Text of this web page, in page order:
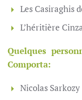
Les Casiraghis
L’héritière
Quelques
Comporta:
Nicolas